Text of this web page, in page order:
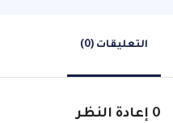
التعليقات (0)
0 إعادة النظر